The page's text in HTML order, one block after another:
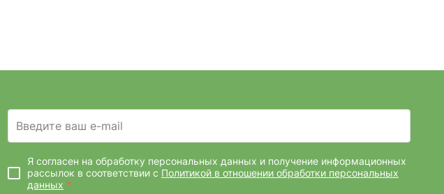
Введите ваш e-mail
Я согласен на обработку персональных данных и получение информационных
рассылок в соответствии с Политикой в отношении обработки персональных
данных *